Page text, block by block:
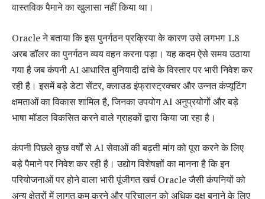
वास्तविक पैमाने का खुलासा नहीं किया था।
Oracle ने बताया कि इस पुनर्गठन प्रक्रिया के कारण उसे लगभग 1.8
अरब डॉलर का पुनर्गठन व्यय वहन करना पड़ा। यह कदम ऐसे समय उठाया
गया है जब कंपनी AI आधारित बुनियादी ढांचे के विस्तार पर भारी निवेश कर
रही है। इसमें बड़े डेटा सेंटर, क्लाउड इंफ्रास्ट्रक्चर और उन्नत कंप्यूटिंग
क्षमताओं का विकास शामिल है, जिनका उपयोग AI अनुप्रयोगों और बड़े
भाषा मॉडल विकसित करने वाले ग्राहकों द्वारा किया जा रहा है।
कंपनी पिछले कुछ वर्षों से AI सेवाओं की बढ़ती मांग को पूरा करने के लिए
बड़े पैमाने पर निवेश कर रही है। उद्योग विशेषज्ञों का मानना है कि इन
परियोजनाओं पर होने वाला भारी पूंजीगत खर्च Oracle जैसी कंपनियों को
अन्य क्षेत्रों में लागत कम करने और परिचालन को अधिक दक्ष बनाने के लिए